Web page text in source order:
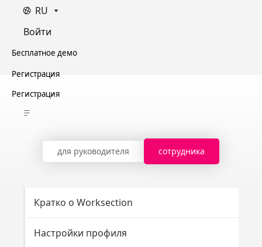
RU
Войти
Бесплатное демо
Регистрация
Регистрация
для руководителя сотрудника
Кратко о Worksection
Настройки профиля